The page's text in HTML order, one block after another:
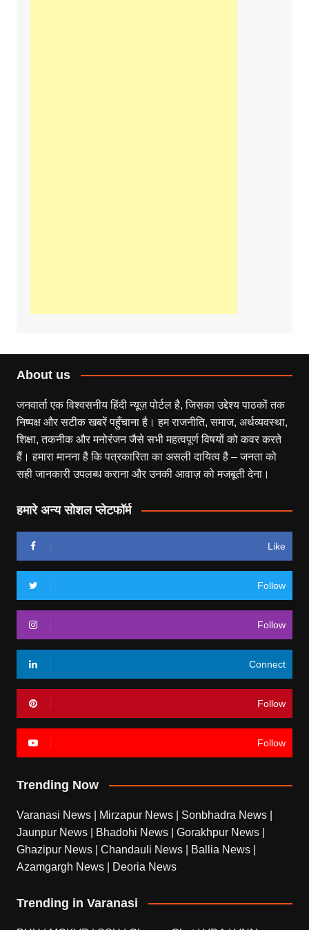
About us
जनवार्ता एक विश्वसनीय हिंदी न्यूज़ पोर्टल है, जिसका उद्देश्य पाठकों तक
निष्पक्ष और सटीक खबरें पहुँचाना है। हम राजनीति, समाज, अर्थव्यवस्था,
शिक्षा, तकनीक और मनोरंजन जैसे सभी महत्वपूर्ण विषयों को कवर करते
हैं। हमारा मानना है कि पत्रकारिता का असली दायित्व है – जनता को
सही जानकारी उपलब्ध कराना और उनकी आवाज़ को मजबूती देना।
हमारे अन्य सोशल प्लेटफॉर्म
Like
Follow
Follow
Connect
Follow
Follow
Trending Now
Varanasi News Mirzapur News Sonbhadra News
Jaunpur News
Bhadohi News Gorakhpur News
Ghazipur News
Chandauli News Ballia News
Azamgargh News
Deoria News
Trending in Varanasi